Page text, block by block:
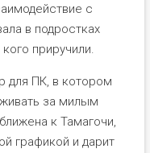
с
в подростках
приручили.
для ПК, в котором
за милым
к Тамагочи,
графикой и дарит